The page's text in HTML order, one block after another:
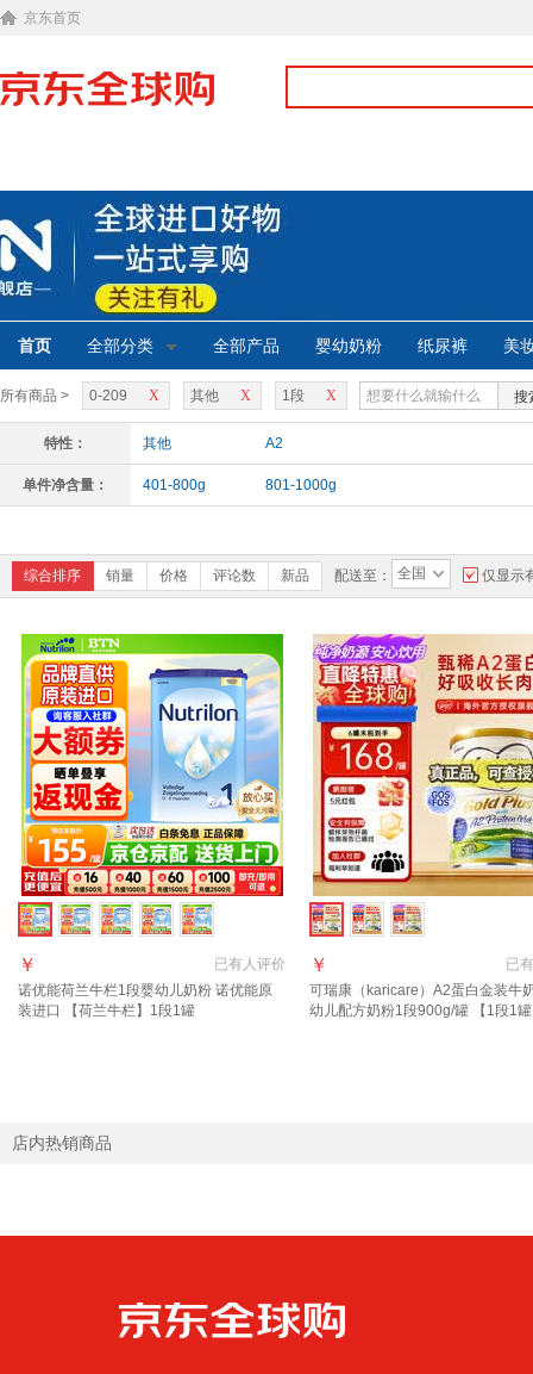
京东首页
首页 全部分类 全部产品 婴幼奶粉 纸尿裤 美
所有商品 > X
0-209 X
其他 X
1段 搜
特性： 其他 A2
单件净含量： 401-800g 801-1000g
综合排序 销量 价格 评论数 新品 配送至： 全国 仅显示
已有人评价
￥
诺优能荷兰牛栏1段婴幼儿奶粉 诺优能原
装进口 【荷兰牛栏】1段1罐
已有
￥
可瑞康（karicare）A2蛋白金装牛
幼儿配方奶粉1段900g/罐 【1段1
店内热销商品